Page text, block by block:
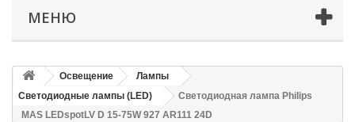
МЕНЮ
Освещение
Лампы
Светодиодные лампы (LED)
Светодиодная лампа Philips
MAS LEDspotLV D 15-75W 927 AR111 24D